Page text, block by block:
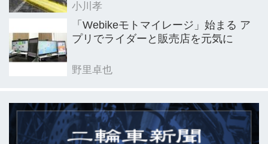
小川孝
「Webikeモトマイレージ」始まる ア
プリでライダーと販売店を元気に
野里卓也